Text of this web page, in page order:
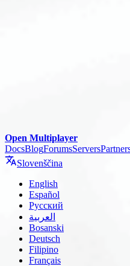
Open Multiplayer
DocsBlogForumsServers
Slovenščina
English
Español
Русский
العربية
Bosanski
Deutsch
Filipino
Français